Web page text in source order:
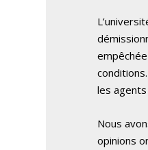
les
Nous
opinions